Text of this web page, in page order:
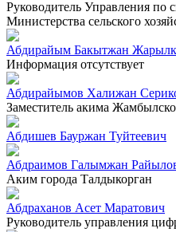
Руководитель Управления по
Министерства сельского
Абдирайым Бакытжан
Информация отсутствует
Абдирайымов Халижан
Заместитель акима
Абдишев Бауржан Туйтеевич
Абдраимов Галымжан
Аким города Талдыкорган
Абдраханов Асет Маратович
Руководитель управления